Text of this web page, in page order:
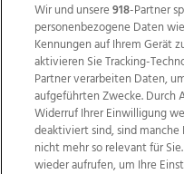
Wir und unsere918-Partner
personenbezogene Daten
Kennungen auf Ihrem Gerät
aktivieren Sie Tracking-
Partner verarbeiten Daten,
aufgeführten Zwecke. Durch
Widerruf Ihrer Einwilligung
deaktiviert sind, sind
nicht mehr so relevant für
wieder aufrufen, um Ihre